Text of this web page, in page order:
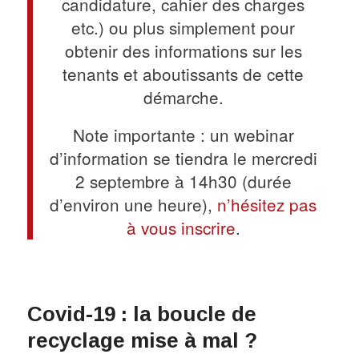
etc.) ou plus simplement pour
obtenir des informations sur les
tenants et aboutissants de cette
démarche.
Note importante : un webinar
d’information se tiendra le mercredi
2 septembre à 14h30 (durée
d’environ une heure), n’hésitez pas
à vous inscrire.
Covid-19 : la boucle de
recyclage mise à mal ?